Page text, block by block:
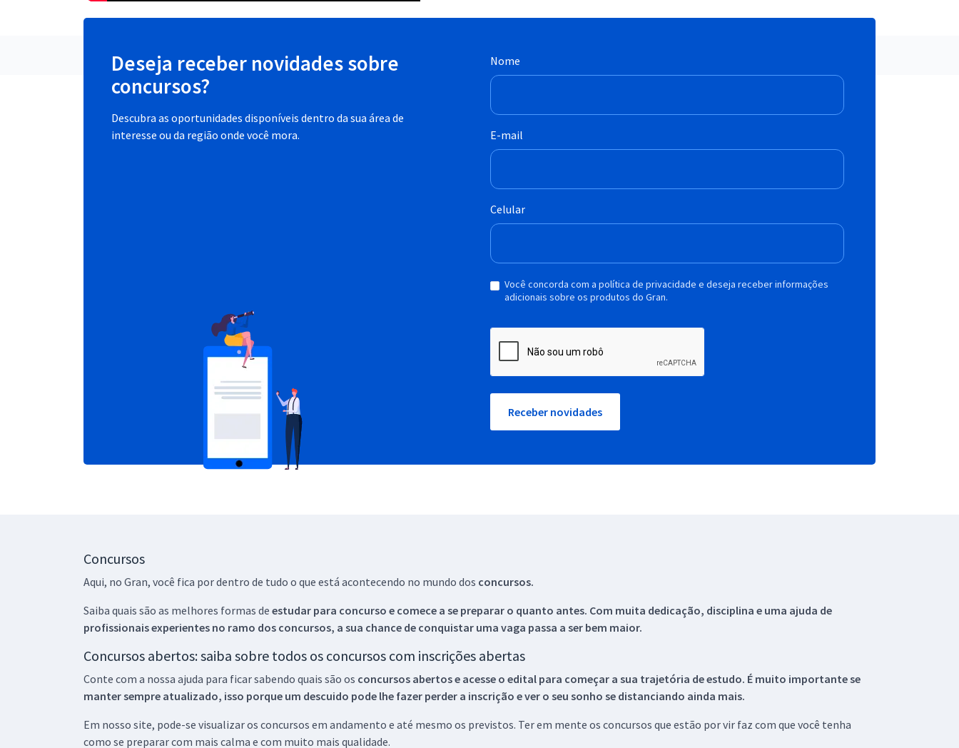
Deseja receber novidades sobre
concursos?
Descubra as oportunidades disponíveis dentro da sua área de
interesse ou da região onde você mora.
Nome
E-mail
Celular
Você concorda com a política de privacidade e deseja receber informações
adicionais sobre os produtos do Gran.
Receber novidades
Concursos
Aqui, no Gran, você fica por dentro de tudo o que está acontecendo no mundo dos concursos.
Saiba quais são as melhores formas de estudar para concurso e comece a se preparar o quanto antes. Com muita dedicação, disciplina e uma ajuda de
profissionais experientes no ramo dos concursos, a sua chance de conquistar uma vaga passa a ser bem maior.
Concursos abertos: saiba sobre todos os concursos com inscrições abertas
Conte com a nossa ajuda para ficar sabendo quais são os concursos abertos e acesse o edital para começar a sua trajetória de estudo. É muito importante se
manter sempre atualizado, isso porque um descuido pode lhe fazer perder a inscrição e ver o seu sonho se distanciando ainda mais.
Em nosso site, pode-se visualizar os concursos em andamento e até mesmo os previstos. Ter em mente os concursos que estão por vir faz com que você tenha
como se preparar com mais calma e com muito mais qualidade.